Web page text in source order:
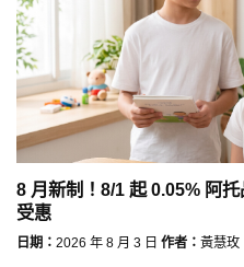
8 月新制！8/1 起 0.05% 阿
受惠
日期： 2026 年 8 月 3 日 作者： 黃慧玫